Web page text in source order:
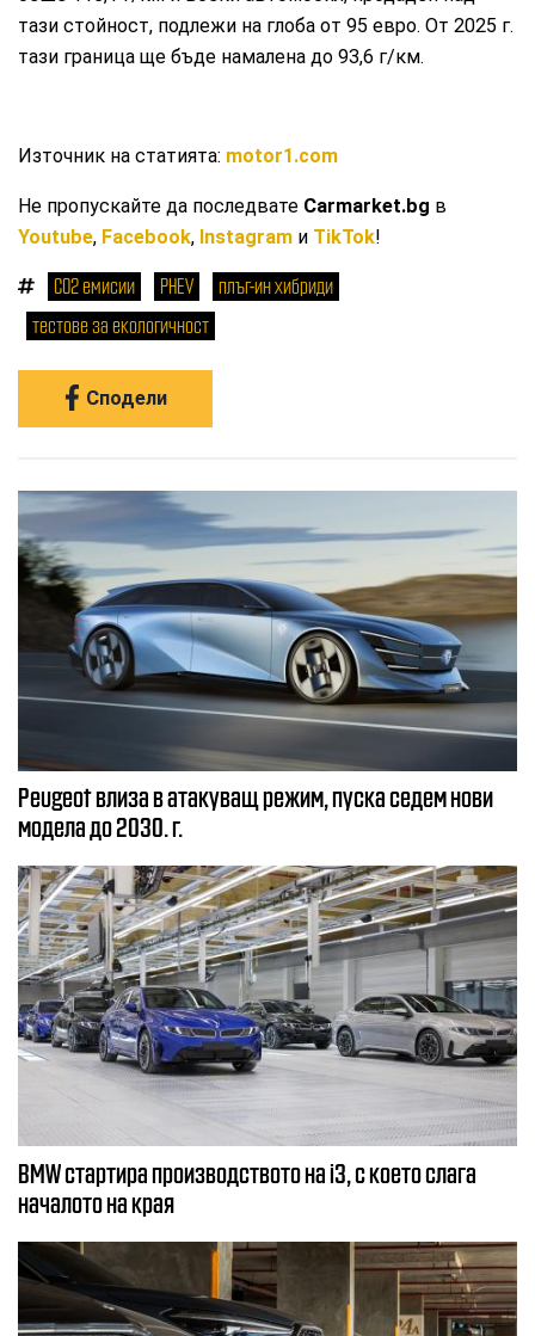
тази стойност, подлежи на глоба от 95 евро. От 2025 г.
тази граница ще бъде намалена до 93,6 г/км.
Източник на статията: motor1.com
Не пропускайте да последвате Carmarket.bg в
Youtube, Facebook, Instagram и TikTok!
СО2 емисии PHEV
плъг-ин хибриди
тестове за екологичност
Сподели
Peugeot влиза в атакуващ режим, пуска седем нови
модела до 2030. г.
BMW стартира производството на i3, с което слага
началото на края